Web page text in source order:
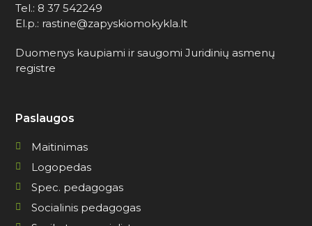
Tel.: 8 37 542249
El.p.: rastine@zapyskiomokykla.lt
Duomenys kaupiami ir saugomi Juridinių asmenų
registre
Paslaugos
Maitinimas
Logopedas
Spec. pedagogas
Socialinis pedagogas